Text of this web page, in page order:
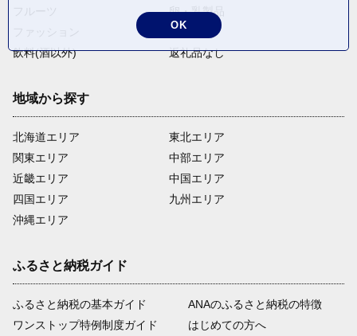
卵・乳製品
米・穀物
飲料(酒以外)
返礼品なし
地域から探す
北海道エリア
関東エリア
近畿エリア
四国エリア
沖縄エリア
東北エリア
中部エリア
中国エリア
九州エリア
ふるさと納税ガイド
ふるさと納税の基本ガイド
ワンストップ特例制度ガイド
ANAのふるさと納税の特徴
はじめての方へ
OK